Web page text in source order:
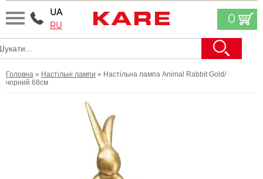
UA
RU
0
Головна » Настільні лампи » Настільна лампа Animal Rabbit Gold/
чорний 68см